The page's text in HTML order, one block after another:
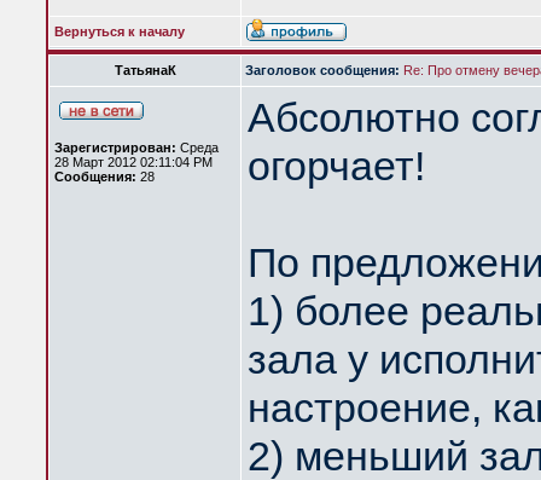
Вернуться к началу
ТатьянаК Заголовок сообщения: Re: Про отмену
Зарегистрирован: Среда
28 Март 2012 02:11:04 PM
Сообщения: 28
Абсолютно
огорчает!
По
1) более
зала у
настроение,
2) меньший